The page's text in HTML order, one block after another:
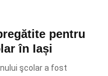
pentru
în Iași
şcolar a fost